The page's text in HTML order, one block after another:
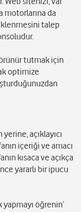
da
talep
tutmak için
optimize
açıklayıcı
içeriği ve amacı
kısaca ve açıkça
yararlı bir ipucu
yapmayı öğrenin’